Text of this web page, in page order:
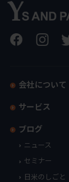
会社について
サービス
ブログ
ニュース
セミナー
日米のしごと